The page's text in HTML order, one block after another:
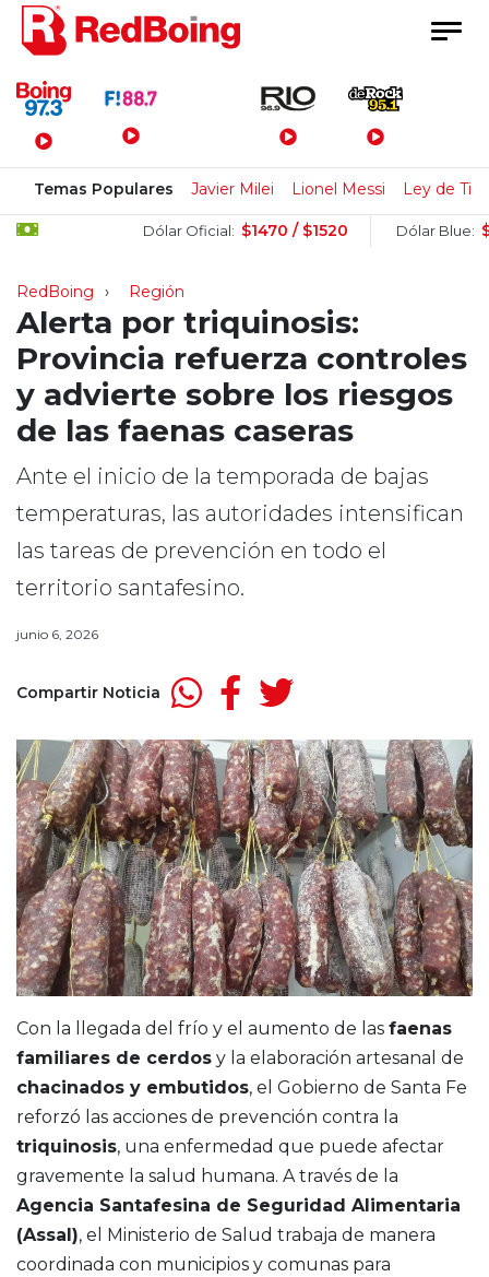
Menú Principal
Temas Populares Javier Milei Lionel Messi Ley de
Dólar Oficial: $1470 / $1520 Dólar Blue: $1520
RedBoing Región
Alerta por triquinosis:
Provincia refuerza controles
y advierte sobre los riesgos
de las faenas caseras
Ante el inicio de la temporada de bajas
temperaturas, las autoridades intensifican
las tareas de prevención en todo el
territorio santafesino.
junio 6, 2026
Compartir Noticia
Con la llegada del frío y el aumento de las faenas
familiares de cerdos y la elaboración artesanal de
chacinados y embutidos, el Gobierno de Santa Fe
reforzó las acciones de prevención contra la
triquinosis, una enfermedad que puede afectar
gravemente la salud humana. A través de la
Agencia Santafesina de Seguridad Alimentaria
(Assal), el Ministerio de Salud trabaja de manera
coordinada con municipios y comunas para